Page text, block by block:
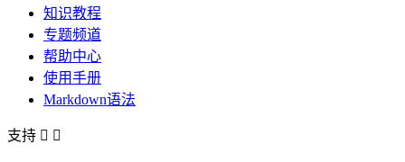
知识教程
专题频道
帮助中心
使用手册
Markdown语法
支持  